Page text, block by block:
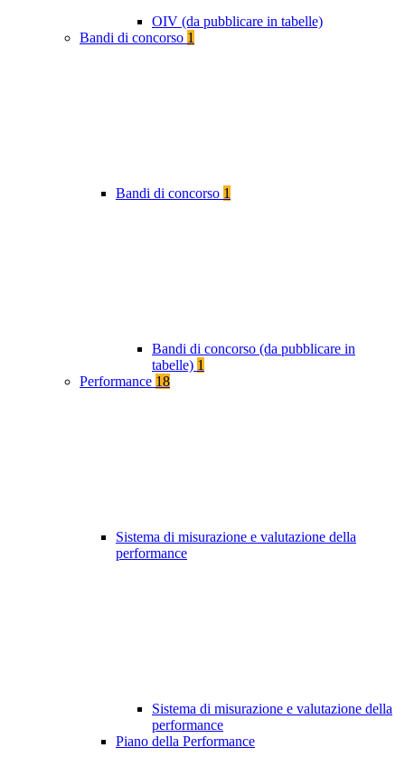
OIV (da pubblicare in tabelle)
Bandi di concorso 1
Bandi di concorso 1
Bandi di concorso (da pubblicare in
tabelle) 1
Performance 18
Sistema di misurazione e valutazione della
performance
Sistema di misurazione e valutazione della
performance
Piano della Performance